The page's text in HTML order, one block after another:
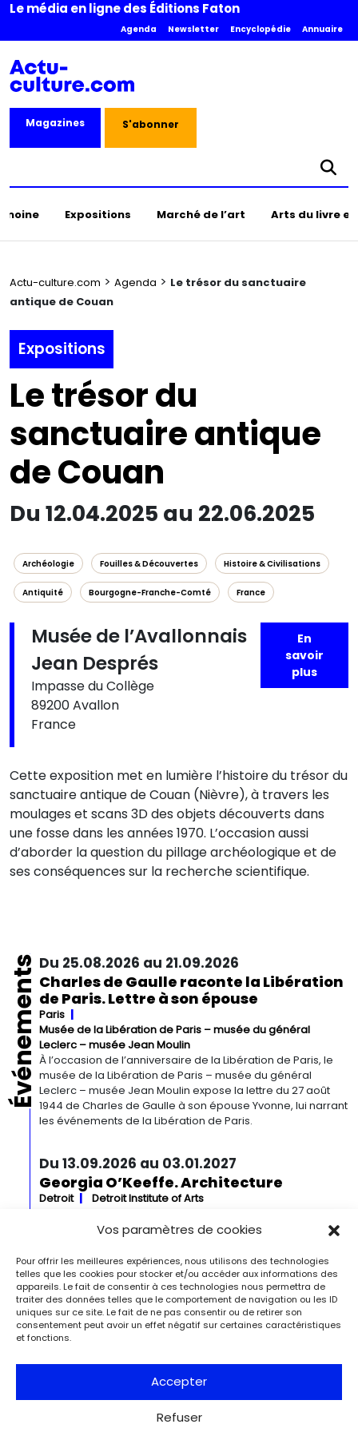
Vos paramètres de cookies
Pour offrir les meilleures expériences, nous utilisons des technologies
telles que les cookies pour stocker et/ou accéder aux informations des
appareils. Le fait de consentir à ces technologies nous permettra de
traiter des données telles que le comportement de navigation ou les ID
uniques sur ce site. Le fait de ne pas consentir ou de retirer son
consentement peut avoir un effet négatif sur certaines caractéristiques
et fonctions.
Accepter
Refuser
Le média en ligne des Éditions Faton
Agenda Newsletter Encyclopédie Annuaire
Magazines S'abonner
Expositions Marché de l’art Arts du livre
Actu-culture.com > Agenda > Le trésor du sanctuaire
antique de Couan
Expositions
Le trésor du
sanctuaire antique
de Couan
Du 12.04.2025 au 22.06.2025
Archéologie Fouilles & Découvertes Histoire & Civilisations
Antiquité Bourgogne-Franche-Comté France
Musée de l’Avallonnais
Jean Després
Impasse du Collège
89200 Avallon
France
En
savoir
plus
Cette exposition met en lumière l’histoire du trésor du
sanctuaire antique de Couan (Nièvre), à travers les
moulages et scans 3D des objets découverts dans
une fosse dans les années 1970. L’occasion aussi
d’aborder la question du pillage archéologique et de
ses conséquences sur la recherche scientifique.
ÉvénementsDu 25.08.2026 au 21.09.2026
Charles de Gaulle raconte la Libération
de Paris. Lettre à son épouse
Paris
Musée de la Libération de Paris – musée du général
Leclerc – musée Jean Moulin
À l’occasion de l’anniversaire de la Libération de Paris, le
musée de la Libération de Paris – musée du général
Leclerc – musée Jean Moulin expose la lettre du 27 août
1944 de Charles de Gaulle à son épouse Yvonne, lui narrant
les événements de la Libération de Paris.
Du 13.09.2026 au 03.01.2027
Georgia O’Keeffe. Architecture
Detroit
Detroit Institute of Arts
novatrice qui présente environ 35 peintures architecturales
moderne, O’Keeffe a célébré la beauté et la complexité
des environnements bâtis qu’elle a habités à travers ces
œuvres remarquables. Tout au long de sa longue carrière,
l’artiste a puisé son inspiration dans […]
Du 27.11.2026 au 04.04.2027
Bizarre ! L’histoire de l’art du mot le
plus fou du monde
Berlin
Kulturforum
Depuis la Renaissance, « bizarre » est le terme ultime pour